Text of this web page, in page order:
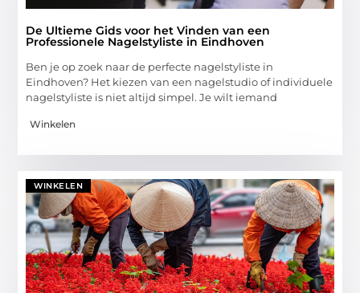
De Ultieme Gids voor het Vinden van een
Professionele Nagelstyliste in Eindhoven
Ben je op zoek naar de perfecte nagelstyliste in
Eindhoven? Het kiezen van een nagelstudio of individuele
nagelstyliste is niet altijd simpel. Je wilt iemand
Winkelen
WINKELEN